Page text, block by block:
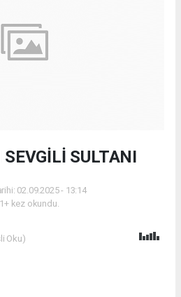
SULTANI
02.09.2025 - 13:14
kez okundu.
Oku)